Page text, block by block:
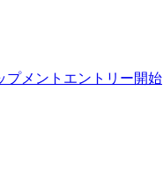
プメントエントリー開始